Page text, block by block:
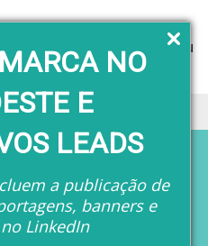
NO
E
LEADS
a publicação de
banners e
LinkedIn
Menu
de energia
-
de